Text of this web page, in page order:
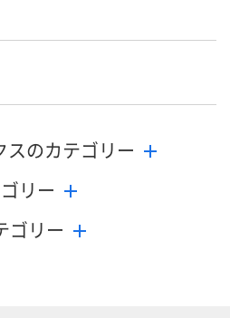
のカテゴリー
リー
ゴリー